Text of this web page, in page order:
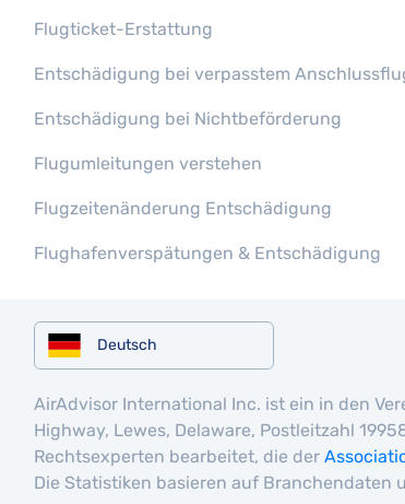
Flugticket-Erstattung
Entschädigung bei verpasstem
Entschädigung bei Nichtbeförderung
Flugumleitungen verstehen
Flugzeitenänderung Entschädigung
Flughafenverspätungen & Entschädigung
Deutsch
AirAdvisor International Inc. ist ein in den
Highway, Lewes, Delaware, Postleitzahl
Rechtsexperten bearbeitet, die der
Die Statistiken basieren auf Branchendaten